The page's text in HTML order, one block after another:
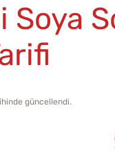
Soya
güncellendi.